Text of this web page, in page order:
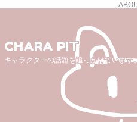
CHARA PIT
キャラクターの話題を追っかけています